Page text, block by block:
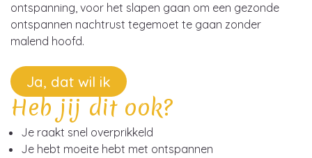
ontspanning, voor het slapen gaan om een gezonde
ontspannen nachtrust tegemoet te gaan zonder
malend hoofd.
Ja, dat wil ik
Heb jij dit ook?
Je raakt snel overprikkeld
Je hebt moeite hebt met ontspannen